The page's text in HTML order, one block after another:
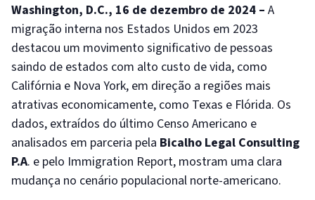
Washington, D.C., 16 de dezembro de 2024 – A
migração interna nos Estados Unidos em 2023
destacou um movimento significativo de pessoas
saindo de estados com alto custo de vida, como
Califórnia e Nova York, em direção a regiões mais
atrativas economicamente, como Texas e Flórida. Os
dados, extraídos do último Censo Americano e
analisados em parceria pela Bicalho Legal Consulting
P.A. e pelo Immigration Report, mostram uma clara
mudança no cenário populacional norte-americano.